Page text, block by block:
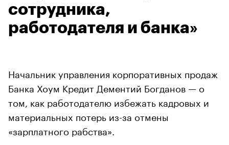
сотрудника,
работодателя и банка»
Начальник управления корпоративных продаж
Банка Хоум Кредит Дементий Богданов — о
том, как работодателю избежать кадровых и
материальных потерь из-за отмены
«зарплатного рабства».